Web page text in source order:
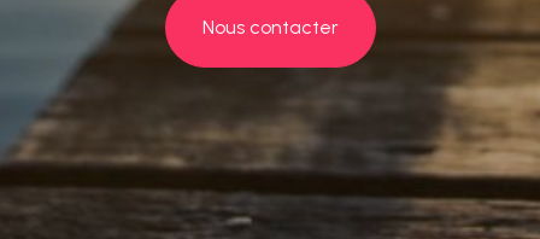
Nous contacter